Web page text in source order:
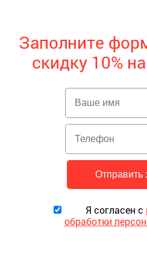
Заполните
скидку 10%
Я согласен с
обработки